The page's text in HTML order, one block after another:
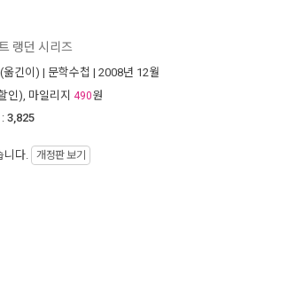
랭던 시리즈
(옮긴이) | 문학수첩 | 2008년 12월
인), 마일리지 490원
3,825
니다. 개정판 보기